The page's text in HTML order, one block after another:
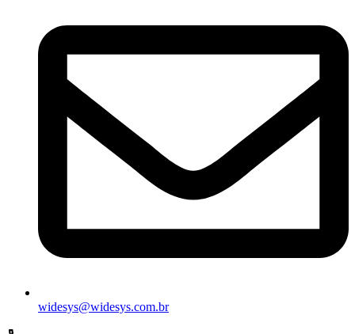
widesys@widesys.com.br